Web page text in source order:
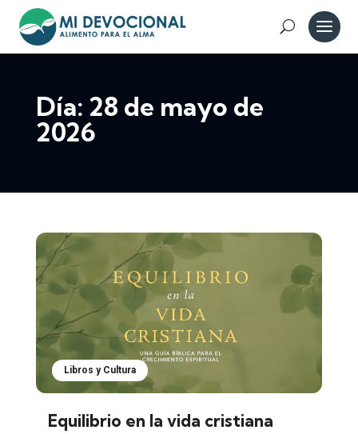
Día: 28 de mayo de
2026
Libros y Cultura
Equilibrio en la vida cristiana